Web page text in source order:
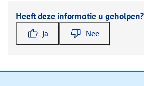
Heeft deze informatie u geholpen?
Ja Nee